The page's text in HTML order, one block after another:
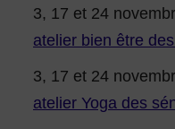
3, 17 et 24
atelier bien être
3, 17 et 24
atelier Yoga des